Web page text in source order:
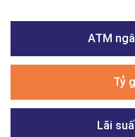
ATM
Tỷ
Lãi